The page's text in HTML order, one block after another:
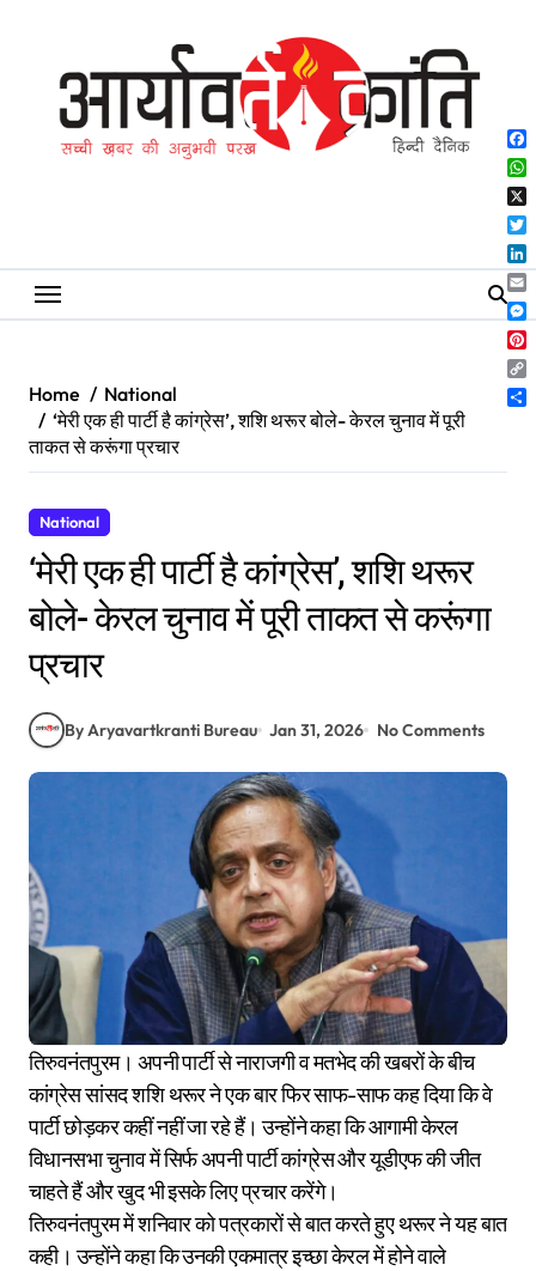
Home
National
‘मेरी एक ही पार्टी है कांग्रेस’, शशि थरूर बोले- केरल चुनाव में पूरी
ताकत से करूंगा प्रचार
National
‘मेरी एक ही पार्टी है कांग्रेस’, शशि थरूर
बोले- केरल चुनाव में पूरी ताकत से करूंगा
प्रचार
By Aryavartkranti Bureau Jan 31, 2026 No Comments
तिरुवनंतपुरम। अपनी पार्टी से नाराजगी व मतभेद की खबरों के बीच
कांग्रेस सांसद शशि थरूर ने एक बार फिर साफ-साफ कह दिया कि वे
पार्टी छोड़कर कहीं नहीं जा रहे हैं। उन्होंने कहा कि आगामी केरल
विधानसभा चुनाव में सिर्फ अपनी पार्टी कांग्रेस और यूडीएफ की जीत
चाहते हैं और खुद भी इसके लिए प्रचार करेंगे।
तिरुवनंतपुरम में शनिवार को पत्रकारों से बात करते हुए थरूर ने यह बात
कही। उन्होंने कहा कि उनकी एकमात्र इच्छा केरल में होने वाले
X